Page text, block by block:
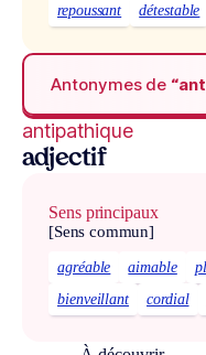
repoussant
détestable
Antonymes de
antipathique
adjectif
Sens principaux
[Sens commun]
agréable aimable
bienveillant
cordial